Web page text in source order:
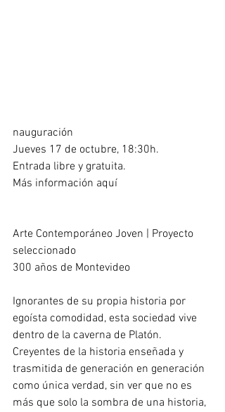
nauguración
Jueves 17 de octubre, 18:30h.
Entrada libre y gratuita.
Más información aquí
Arte Contemporáneo Joven | Proyecto
seleccionado
300 años de Montevideo
Ignorantes de su propia historia por
egoísta comodidad, esta sociedad vive
dentro de la caverna de Platón.
Creyentes de la historia enseñada y
trasmitida de generación en generación
como única verdad, sin ver que no es
más que solo la sombra de una historia,